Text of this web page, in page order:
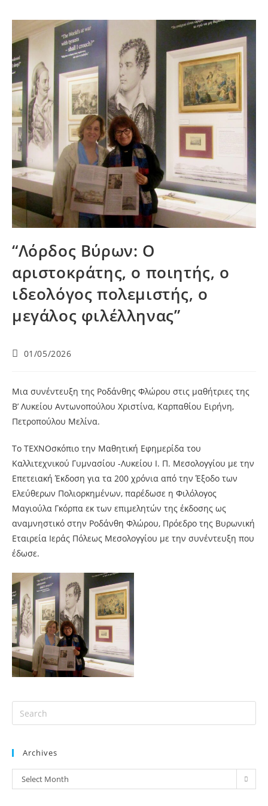
“Λόρδος Βύρων: Ο
αριστοκράτης, ο ποιητής, ο
ιδεολόγος πολεμιστής, ο
μεγάλος φιλέλληνας”
01/05/2026
Μια συνέντευξη της Ροδάνθης Φλώρου στις μαθήτριες της
Β’ Λυκείου Αντωνοπούλου Χριστίνα, Καρπαθίου Ειρήνη,
Πετροπούλου Μελίνα.
Το ΤΕΧΝΟσκόπιο την Μαθητική Εφημερίδα του
Καλλιτεχνικού Γυμνασίου -Λυκείου Ι. Π. Μεσολογγίου με την
Επετειακή Έκδοση για τα 200 χρόνια από την Έξοδο των
Ελεύθερων Πολιορκημένων, παρέδωσε η Φιλόλογος
Μαγιούλα Γκόρπα εκ των επιμελητών της έκδοσης ως
αναμνηστικό στην Ροδάνθη Φλώρου, Πρόεδρο της Βυρωνική
Εταιρεία Ιεράς Πόλεως Μεσολογγίου με την συνέντευξη που
έδωσε.
Archives
Select Month